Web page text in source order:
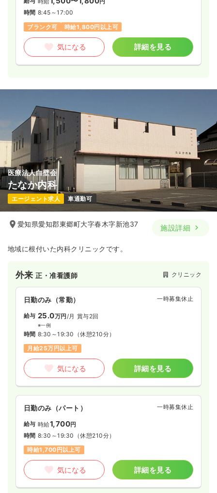
時間 8:45～17:00
ブランク可
時給1,800円以上可
気になる 詳細を見る
医療法人白壁会
たなか内科
エージェント求人 車通勤可
愛知県愛知郡東郷町大字春木字新池37 施設詳細
地域に根付いた内科クリニックです。
外来正・准看護師 クリニック
日勤のみ（常勤） 一時募集休止
給与 25.0万円 /月 賞与2回
※一例
時間 8:30～19:30 （休憩210分）
月給25万円以上可
気になる 詳細を見る
日勤のみ（パート） 一時募集休止
給与 時給1,700円
時間 8:30～19:30 （休憩210分）
時給1,700円以上可
気になる 詳細を見る